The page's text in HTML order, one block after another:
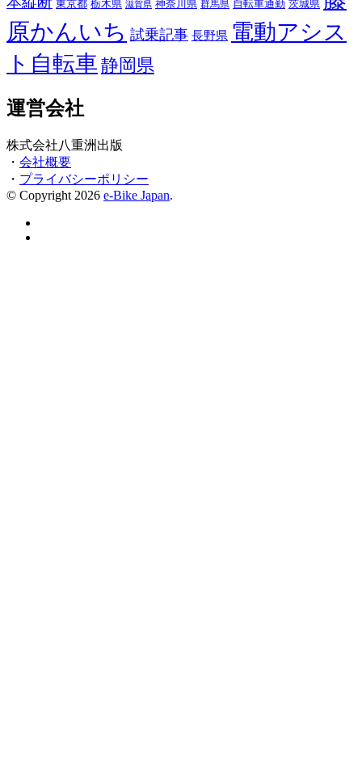
東京都 栃木県 滋賀県 神奈川県 群馬県 自転車通勤 茨城県
原かんいち 試乗記事 長野県 電動アシス
ト自転車 静岡県
運営会社
株式会社八重洲出版
・ 会社概要
・ プライバシーポリシー
© Copyright 2026 e-Bike Japan.